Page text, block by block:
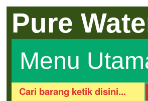
Pure
Menu